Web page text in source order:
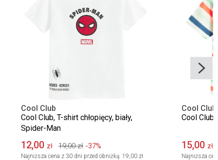
Cool Club
Cool Club, T-shirt chłopięcy, biały,
Spider-Man
12,00 zł 19,00 zł -37%
Najniższa cena z 30 dni przed obniżką: 19,00 zł
Cool Club
Cool Club,
15,00 zł
Najniższa